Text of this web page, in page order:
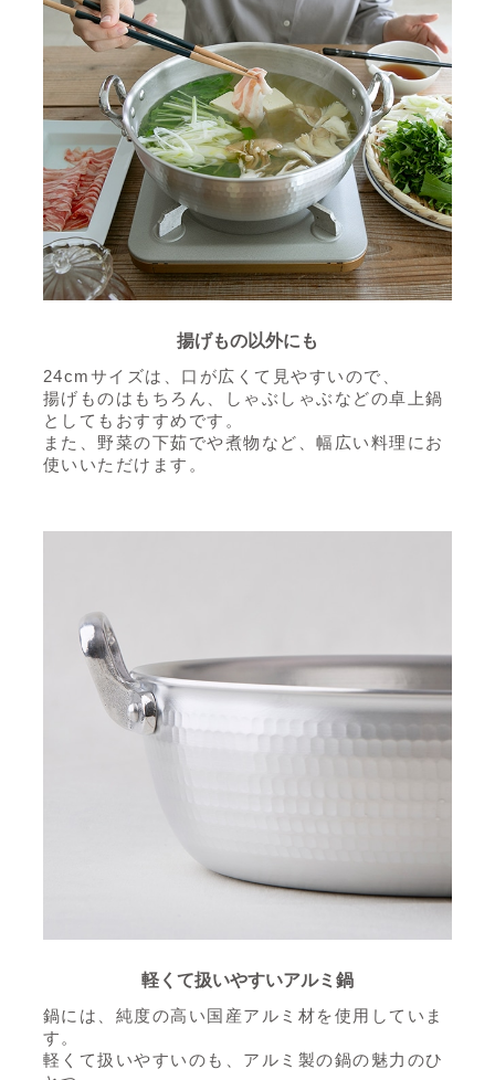
揚げもの以外にも
24cmサイズは、口が広くて見やすいので、
揚げものはもちろん、しゃぶしゃぶなどの卓上鍋
としてもおすすめです。
また、野菜の下茹でや煮物など、幅広い料理にお
使いいただけます。
軽くて扱いやすいアルミ鍋
鍋には、純度の高い国産アルミ材を使用していま
す。
軽くて扱いやすいのも、アルミ製の鍋の魅力のひ